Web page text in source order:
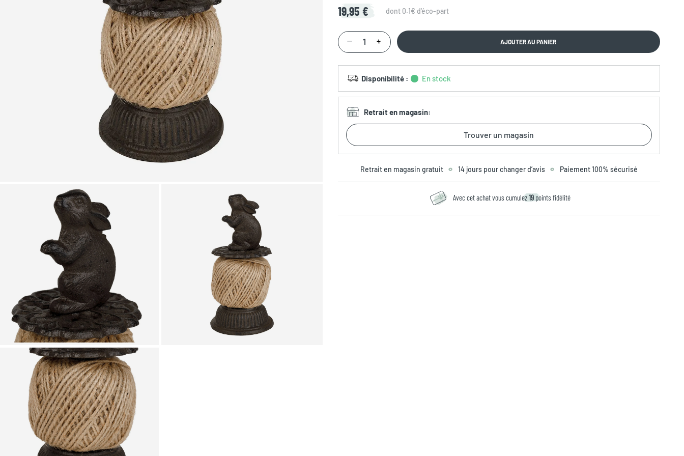
Zoomer sur l'image
Zoomer sur l'image
19,95 € dont 0.1€ d'éco-part
AJOUTER AU PANIER
Disponibilité : En stock
Retrait en magasin:
Trouver un magasin
Retrait en magasin gratuit 14 jours pour changer d’avis Paiement 100% sécurisé
Avec cet achat vous cumulez19 points fidélité